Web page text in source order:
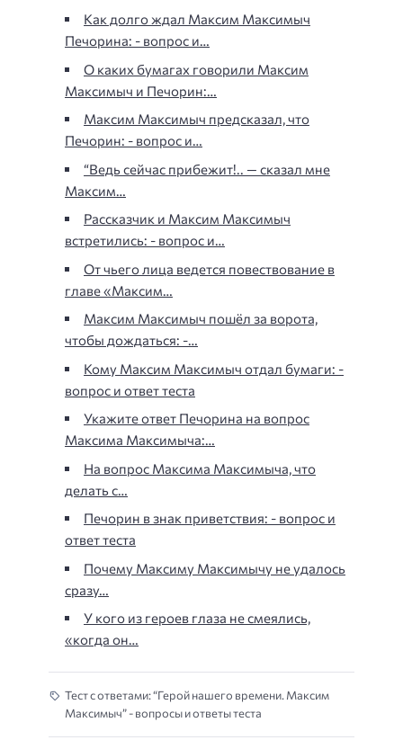
Как долго ждал Максим Максимыч
Печорина: - вопрос и…
О каких бумагах говорили Максим
Максимыч и Печорин:…
Максим Максимыч предсказал, что
Печорин: - вопрос и…
“Ведь сейчас прибежит!.. — сказал мне
Максим…
Рассказчик и Максим Максимыч
встретились: - вопрос и…
От чьего лица ведется повествование в
главе «Максим…
Максим Максимыч пошёл за ворота,
чтобы дождаться: -…
Кому Максим Максимыч отдал бумаги: -
вопрос и ответ теста
Укажите ответ Печорина на вопрос
Максима Максимыча:…
На вопрос Максима Максимыча, что
делать с…
Печорин в знак приветствия: - вопрос и
ответ теста
Почему Максиму Максимычу не удалось
сразу…
У кого из героев глаза не смеялись,
«когда он…
Тест с ответами: “Герой нашего времени. Максим
Максимыч” - вопросы и ответы теста